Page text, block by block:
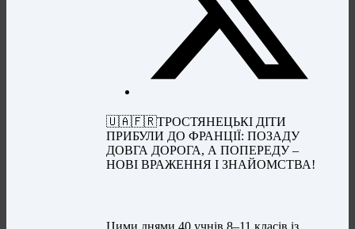
🇺🇦🇫🇷ТРОСТЯНЕЦЬКІ ДІТИ
ПРИБУЛИ ДО ФРАНЦІЇ: ПОЗАДУ
ДОВГА ДОРОГА, А ПОПЕРЕДУ –
НОВІ ВРАЖЕННЯ І ЗНАЙОМСТВА!